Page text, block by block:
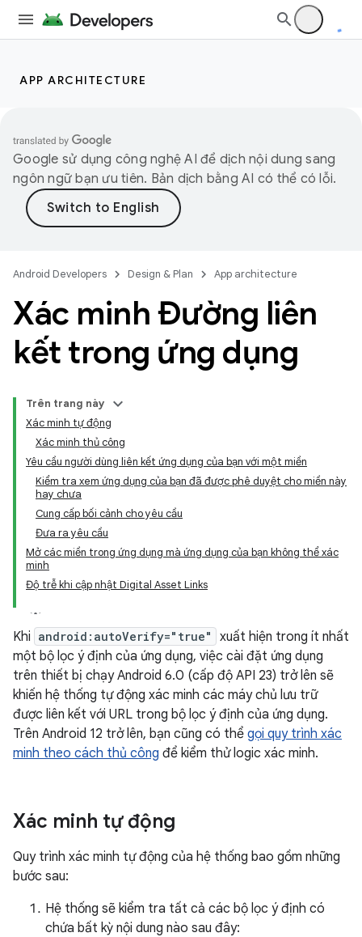
APP ARCHITECTURE
Google sử dụng công nghệ AI để dịch nội dung sang
ngôn ngữ bạn ưu tiên. Bản dịch bằng AI có thể có lỗi.
Android Developers Design & Plan App architecture
Xác minh Đường liên
kết trong ứng dụng
Trên trang này
Xác minh tự động
Xác minh thủ công
Yêu cầu người dùng liên kết ứng dụng của bạn với một miền
Kiểm tra xem ứng dụng của bạn đã được phê duyệt cho miền này
hay chưa
Cung cấp bối cảnh cho yêu cầu
Đưa ra yêu cầu
Mở các miền trong ứng dụng mà ứng dụng của bạn không thể xác
minh
Độ trễ khi cập nhật Digital Asset Links
Khi android:autoVerify="true"
xuất hiện trong ít nhất
một bộ lọc ý định của ứng dụng, việc cài đặt ứng dụng
trên thiết bị chạy Android 6.0 (cấp độ API 23) trở lên sẽ
khiến hệ thống tự động xác minh các máy chủ lưu trữ
được liên kết với URL trong bộ lọc ý định của ứng dụng.
Trên Android 12 trở lên, bạn cũng có thể gọi quy trình xác
minh theo cách thủ công để kiểm thử logic xác minh.
Xác minh tự động
Quy trình xác minh tự động của hệ thống bao gồm những
bước sau:
Hệ thống sẽ kiểm tra tất cả các bộ lọc ý định có
chứa bất kỳ nội dung nào sau đây: